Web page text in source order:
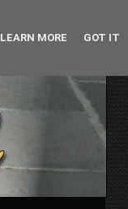
LEARN MORE GOT IT